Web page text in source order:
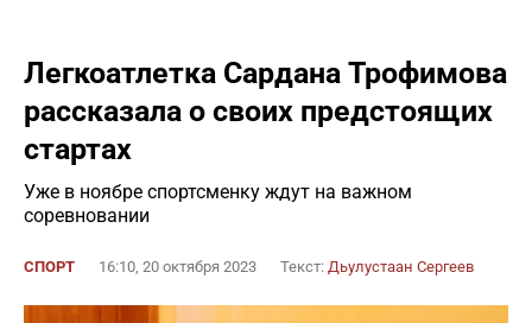
Легкоатлетка Сардана Трофимова
рассказала о своих предстоящих
стартах
Уже в ноябре спортсменку ждут на важном
соревновании
СПОРТ 16:10, 20 октября 2023 Текст: Дьулустаан Сергеев